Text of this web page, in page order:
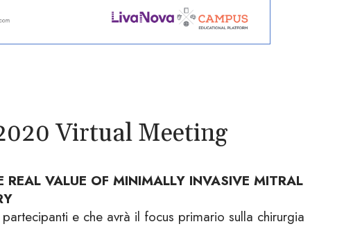
Virtual Meeting
VALUE OF MINIMALLY INVASIVE MITRAL
e che avrà il focus primario sulla chirurgia